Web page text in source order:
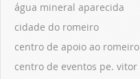
água mineral aparecida
cidade do romeiro
centro de apoio ao romeiro
centro de eventos pe. vitor